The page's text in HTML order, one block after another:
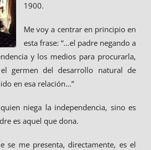
1900.
Me voy a centrar en principio en
esta frase: “…el padre negando a
y los medios para procurarla,
germen del desarrollo natural de
en esa relación…”
niega la independencia, sino es
es aquel que dona.
se me presenta, directamente, es el